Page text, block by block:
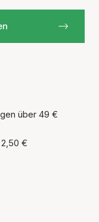
über 49 €
€